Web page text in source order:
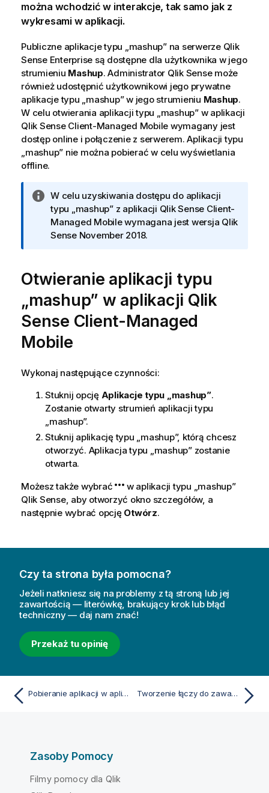
można wchodzić w interakcje, tak samo jak z
wykresami w aplikacji.
Publiczne aplikacje typu „mashup” na serwerze Qlik
Sense Enterprise są dostępne dla użytkownika w jego
strumieniu Mashup. Administrator Qlik Sensemoże
również udostępnić użytkownikowi jego prywatne
aplikacje typu „mashup” w jego strumieniu Mashup.
W celu otwierania aplikacji typu „mashup” w aplikacji
Qlik Sense Client-Managed Mobile wymagany jest
dostęp online i połączenie z serwerem. Aplikacji typu
„mashup” nie można pobierać w celu wyświetlania
offline.
I
n
f
o
a
c
j
W celu uzyskiwania dostępu do aplikacji
typu „mashup” z aplikacji Qlik Sense Client-
Managed Mobilewymagana jest wersja Qlik
SenseNovember 2018.
Otwieranie aplikacji typu
„mashup” w aplikacji Qlik
Sense Client-Managed
Mobile
Wykonaj następujące czynności:
Stuknij opcję Aplikacje typu „mashup”.
Zostanie otwarty strumień aplikacji typu
„mashup”.
Stuknij aplikację typu „mashup”, którą chcesz
otworzyć. Aplikacja typu „mashup” zostanie
otwarta.
Możesz także wybrać
w aplikacji typu „mashup”
Qlik Sense, aby otworzyć okno szczegółów, a
następnie wybrać opcję Otwórz.
Czy ta strona była pomocna?
Jeżeli natkniesz się na problemy z tą stroną lub jej
zawartością — literówkę, brakujący krok lub błąd
techniczny — daj nam znać!
Przekaż tu opinię
Pobieranie aplikacji w aplikacji Qlik Sense Client-Managed Mobile Tworzenie łączy do zawartości aplikacji Qlik Sense Client-Managed Mobile
Zasoby Pomocy
Filmy pomocy dla Qlik